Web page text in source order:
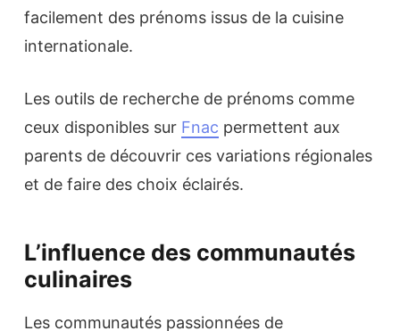
facilement des prénoms issus de la cuisine
internationale.
Les outils de recherche de prénoms comme
ceux disponibles sur Fnac permettent aux
parents de découvrir ces variations régionales
et de faire des choix éclairés.
L’influence des communautés
culinaires
Les communautés passionnées de